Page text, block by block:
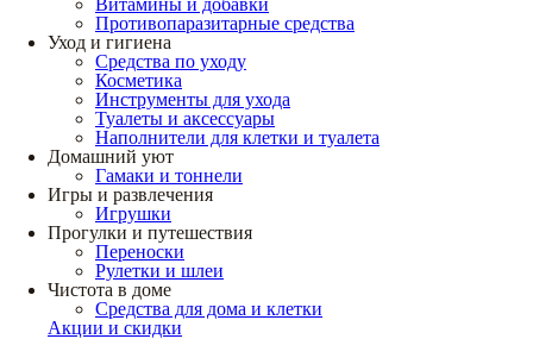
Витамины и добавки
Противопаразитарные средства
Уход и гигиена
Средства по уходу
Косметика
Инструменты для ухода
Туалеты и аксессуары
Наполнители для клетки и туалета
Домашний уют
Гамаки и тоннели
Игры и развлечения
Игрушки
Прогулки и путешествия
Переноски
Рулетки и шлеи
Чистота в доме
Средства для дома и клетки
Акции и скидки